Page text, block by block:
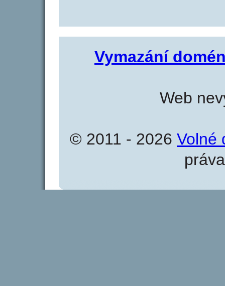
Vymazání
Web
© 2011 - 2026 Volné